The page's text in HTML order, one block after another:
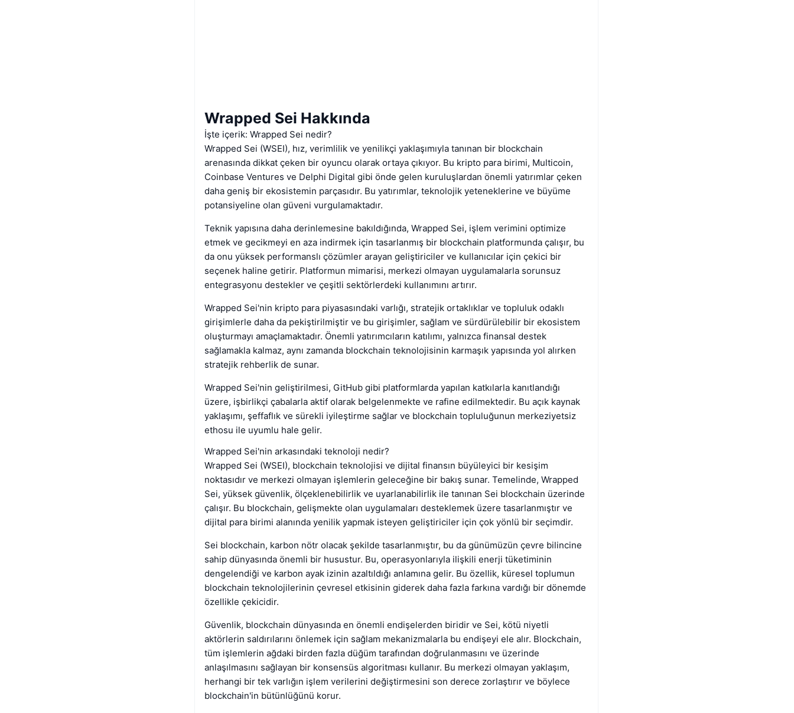
Wrapped Sei Hakkında
İşte içerik: Wrapped Sei nedir?
Wrapped Sei (WSEI), hız, verimlilik ve yenilikçi yaklaşımıyla tanınan bir blockchain
arenasında dikkat çeken bir oyuncu olarak ortaya çıkıyor. Bu kripto para birimi, Multicoin,
Coinbase Ventures ve Delphi Digital gibi önde gelen kuruluşlardan önemli yatırımlar çeken
daha geniş bir ekosistemin parçasıdır. Bu yatırımlar, teknolojik yeteneklerine ve büyüme
potansiyeline olan güveni vurgulamaktadır.
Teknik yapısına daha derinlemesine bakıldığında, Wrapped Sei, işlem verimini optimize
etmek ve gecikmeyi en aza indirmek için tasarlanmış bir blockchain platformunda çalışır, bu
da onu yüksek performanslı çözümler arayan geliştiriciler ve kullanıcılar için çekici bir
seçenek haline getirir. Platformun mimarisi, merkezi olmayan uygulamalarla sorunsuz
entegrasyonu destekler ve çeşitli sektörlerdeki kullanımını artırır.
Wrapped Sei'nin kripto para piyasasındaki varlığı, stratejik ortaklıklar ve topluluk odaklı
girişimlerle daha da pekiştirilmiştir ve bu girişimler, sağlam ve sürdürülebilir bir ekosistem
oluşturmayı amaçlamaktadır. Önemli yatırımcıların katılımı, yalnızca finansal destek
sağlamakla kalmaz, aynı zamanda blockchain teknolojisinin karmaşık yapısında yol alırken
stratejik rehberlik de sunar.
Wrapped Sei'nin geliştirilmesi, GitHub gibi platformlarda yapılan katkılarla kanıtlandığı
üzere, işbirlikçi çabalarla aktif olarak belgelenmekte ve rafine edilmektedir. Bu açık kaynak
yaklaşımı, şeffaflık ve sürekli iyileştirme sağlar ve blockchain topluluğunun merkeziyetsiz
ethosu ile uyumlu hale gelir.
Wrapped Sei'nin arkasındaki teknoloji nedir?
Wrapped Sei (WSEI), blockchain teknolojisi ve dijital finansın büyüleyici bir kesişim
noktasıdır ve merkezi olmayan işlemlerin geleceğine bir bakış sunar. Temelinde, Wrapped
Sei, yüksek güvenlik, ölçeklenebilirlik ve uyarlanabilirlik ile tanınan Sei blockchain üzerinde
çalışır. Bu blockchain, gelişmekte olan uygulamaları desteklemek üzere tasarlanmıştır ve
dijital para birimi alanında yenilik yapmak isteyen geliştiriciler için çok yönlü bir seçimdir.
Sei blockchain, karbon nötr olacak şekilde tasarlanmıştır, bu da günümüzün çevre bilincine
sahip dünyasında önemli bir husustur. Bu, operasyonlarıyla ilişkili enerji tüketiminin
dengelendiği ve karbon ayak izinin azaltıldığı anlamına gelir. Bu özellik, küresel toplumun
blockchain teknolojilerinin çevresel etkisinin giderek daha fazla farkına vardığı bir dönemde
özellikle çekicidir.
Güvenlik, blockchain dünyasında en önemli endişelerden biridir ve Sei, kötü niyetli
aktörlerin saldırılarını önlemek için sağlam mekanizmalarla bu endişeyi ele alır. Blockchain,
tüm işlemlerin ağdaki birden fazla düğüm tarafından doğrulanmasını ve üzerinde
anlaşılmasını sağlayan bir konsensüs algoritması kullanır. Bu merkezi olmayan yaklaşım,
herhangi bir tek varlığın işlem verilerini değiştirmesini son derece zorlaştırır ve böylece
blockchain'in bütünlüğünü korur.